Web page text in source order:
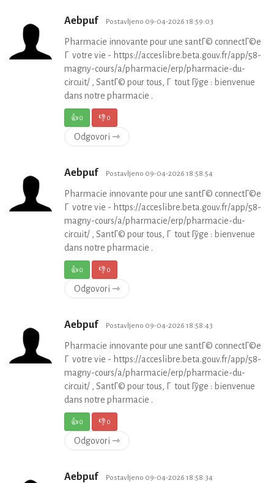
Aebpuf Postavljeno 09-04-2026 18:59:03
Pharmacie innovante pour une santГ© connectГ©e
Г votre vie - https://acceslibre.beta.gouv.fr/app/58-
magny-cours/a/pharmacie/erp/pharmacie-du-
circuit/ , SantГ© pour tous, Г tout Гўge : bienvenue
dans notre pharmacie .
👍0 👎0
Odgovori ⇾
Aebpuf Postavljeno 09-04-2026 18:58:54
Pharmacie innovante pour une santГ© connectГ©e
Г votre vie - https://acceslibre.beta.gouv.fr/app/58-
magny-cours/a/pharmacie/erp/pharmacie-du-
circuit/ , SantГ© pour tous, Г tout Гўge : bienvenue
dans notre pharmacie .
👍0 👎0
Odgovori ⇾
Aebpuf Postavljeno 09-04-2026 18:58:43
Pharmacie innovante pour une santГ© connectГ©e
Г votre vie - https://acceslibre.beta.gouv.fr/app/58-
magny-cours/a/pharmacie/erp/pharmacie-du-
circuit/ , SantГ© pour tous, Г tout Гўge : bienvenue
dans notre pharmacie .
👍0 👎0
Odgovori ⇾
Aebpuf Postavljeno 09-04-2026 18:58:34